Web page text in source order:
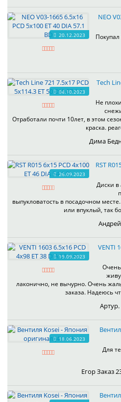
20.12.2023
NEO
04.10.2023
Tech
Не
Отработали почти 10лет, в этом
краска.
Дима
26.09.2023
RST
Диски в
выпукловатость в посадочном
или впуклый, так
Андрей
19.09.2023
VENTI
лаконично, не вычурно. Очень
заказа. Надеюсь
Артур.
18.06.2023
Для
Егор Заказ